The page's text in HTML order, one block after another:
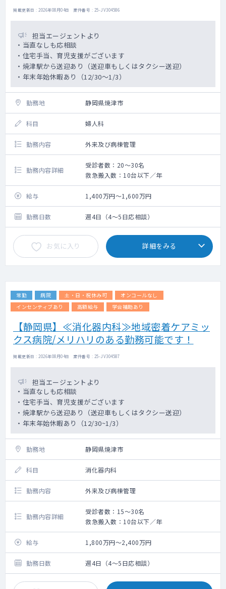
掲載更新日 : 2026年08月04日 案件番号 : 25-JV304586
担当エージェントより
・当直なしも応相談
・住宅手当、育児支援がございます
・焼津駅から送迎あり（送迎車もしくはタクシー送迎）
・年末年始休暇あり（12/30～1/3）
勤務地 静岡県焼津市
科目 婦人科
勤務内容 外来及び病棟管理
勤務内容詳細
受診者数：20～30名
救急搬入数：10台以下／年
給与 1,400万円～1,600万円
勤務日数 週4日（4～5日応相談）
お気に入り 詳細をみる
常勤 病院 土・日・祝休み可
オンコールなし
インセンティブあり
高額給与 学会補助あり
【静岡県】≪消化器内科≫地域密着ケアミッ
クス病院/メリハリのある勤務可能です！
掲載更新日 : 2026年08月04日 案件番号 : 25-JV304587
担当エージェントより
・当直なしも応相談
・住宅手当、育児支援がございます
・焼津駅から送迎あり（送迎車もしくはタクシー送迎）
・年末年始休暇あり（12/30~1/3）
勤務地 静岡県焼津市
科目 消化器内科
勤務内容 外来及び病棟管理
勤務内容詳細
受診者数：15～30名
救急搬入数：10台以下／年
給与 1,800万円～2,400万円
勤務日数 週4日（4～5日応相談）